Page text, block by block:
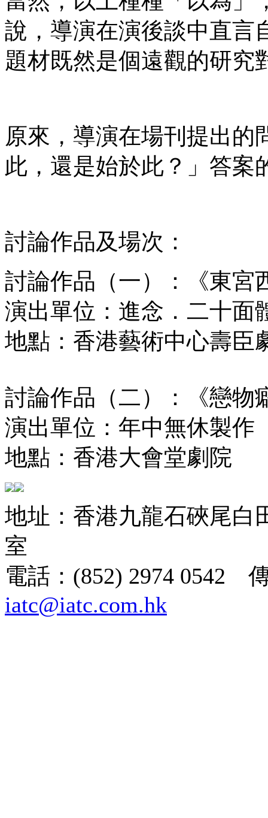
說，導演在演後談中直言
題材既然是個遠觀的研究
原來，導演在場刊提出的
此，還是始於此？」答案
討論作品及場次：
討論作品（一）：《東宮
演出單位：進念．二十面
地點：香港藝術中心壽臣
討論作品（二）：《戀物
演出單位：年中無休製作
地點：香港大會堂劇院
地址：香港九龍石硤尾白
室
電話：(852) 2974 0542
iatc@iatc.com.hk